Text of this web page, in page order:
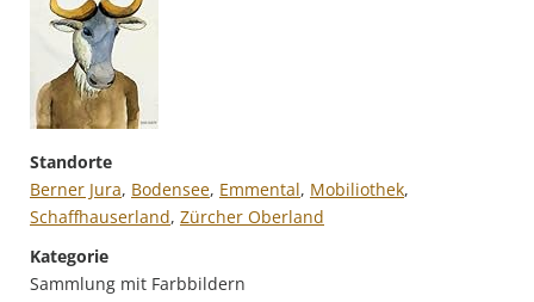
Standorte
Berner Jura, Bodensee, Emmental, Mobiliothek,
Schaffhauserland, Zürcher Oberland
Kategorie
Sammlung mit Farbbildern